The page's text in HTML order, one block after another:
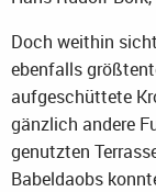
Doch weithin
ebenfalls
aufgeschüttete
gänzlich andere
genutzten
Babeldaobs